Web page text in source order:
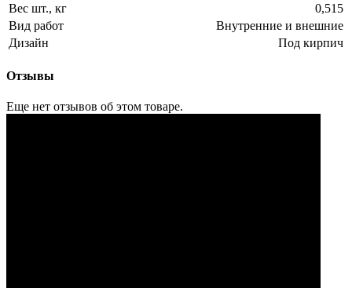
Вес шт., кг
0,515
Вид работ
Внутренние и внешние
Дизайн
Под кирпич
Отзывы
Еще нет отзывов об этом товаре.